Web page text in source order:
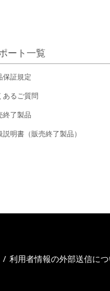
ート一覧
保証規定
あるご質問
終了製品
説明書（販売終了製品）
/ 利用者情報の外部送信に